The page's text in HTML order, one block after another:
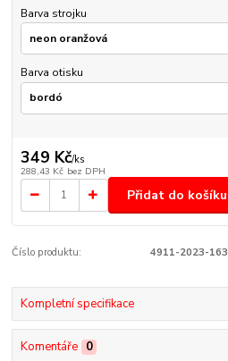
Barva strojku
Barva otisku
349 Kč/ks
288,43 Kč bez DPH
Přidat do košíku
Číslo produktu: 4911-2023-163
Kompletní specifikace
Komentáře 0